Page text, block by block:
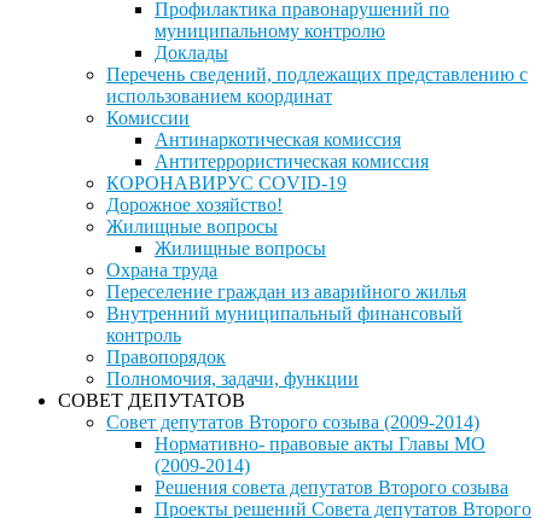
Профилактика правонарушений по
муниципальному контролю
Доклады
Перечень сведений, подлежащих представлению с
использованием координат
Комиссии
Антинаркотическая комиссия
Антитеррористическая комиссия
КОРОНАВИРУС COVID-19
Дорожное хозяйство!
Жилищные вопросы
Жилищные вопросы
Охрана труда
Переселение граждан из аварийного жилья
Внутренний муниципальный финансовый
контроль
Правопорядок
Полномочия, задачи, функции
СОВЕТ ДЕПУТАТОВ
Совет депутатов Второго созыва (2009-2014)
Нормативно- правовые акты Главы МО
(2009-2014)
Решения совета депутатов Второго созыва
Проекты решений Совета депутатов Второго